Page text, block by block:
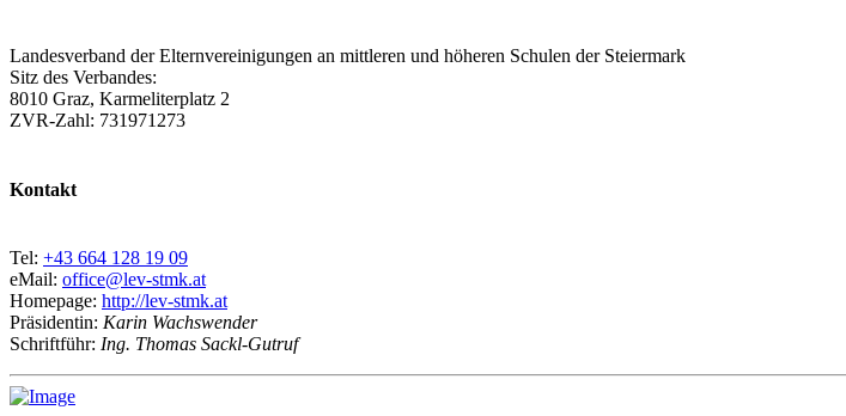
Landesverband der Elternvereinigungen an mittleren und höheren Schulen der Steiermark
Sitz des Verbandes:
8010 Graz, Karmeliterplatz 2
ZVR-Zahl: 731971273
Kontakt
Tel: +43 664 128 19 09
eMail: office@lev-stmk.at
Homepage: http://lev-stmk.at
Präsidentin: Karin Wachswender
Schriftführ: Ing. Thomas Sackl-Gutruf